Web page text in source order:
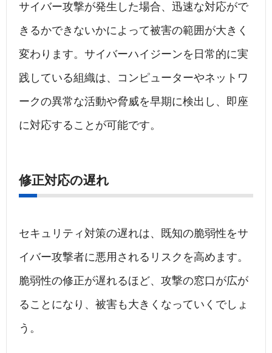
サイバー攻撃が発生した場合、迅速な対応がで
きるかできないかによって被害の範囲が大きく
変わります。サイバーハイジーンを日常的に実
践している組織は、コンピューターやネットワ
ークの異常な活動や脅威を早期に検出し、即座
に対応することが可能です。
修正対応の遅れ
セキュリティ対策の遅れは、既知の脆弱性をサ
イバー攻撃者に悪用されるリスクを高めます。
脆弱性の修正が遅れるほど、攻撃の窓口が広が
ることになり、被害も大きくなっていくでしょ
う。